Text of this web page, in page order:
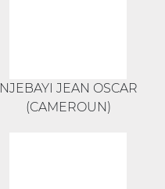
NJEBAYI JEAN OSCAR
(CAMEROUN)